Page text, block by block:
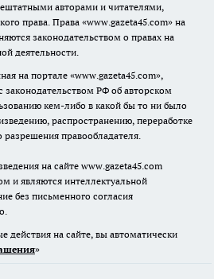
авторами и читателями,
права. Права «www.gazeta45.com» на
законодательством о правах на
деятельности.
на портале «www.gazeta45.com»,
законодательством РФ об авторском
кем-либо в какой бы то ни было
распространению, переработке
разрешения правообладателя.
на сайте www.gazeta45.com
и являются интеллектуальной
без письменного согласия
действия на сайте, вы автоматически
»